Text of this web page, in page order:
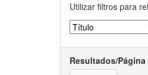
Utilizar filtros para
Resultados/Página